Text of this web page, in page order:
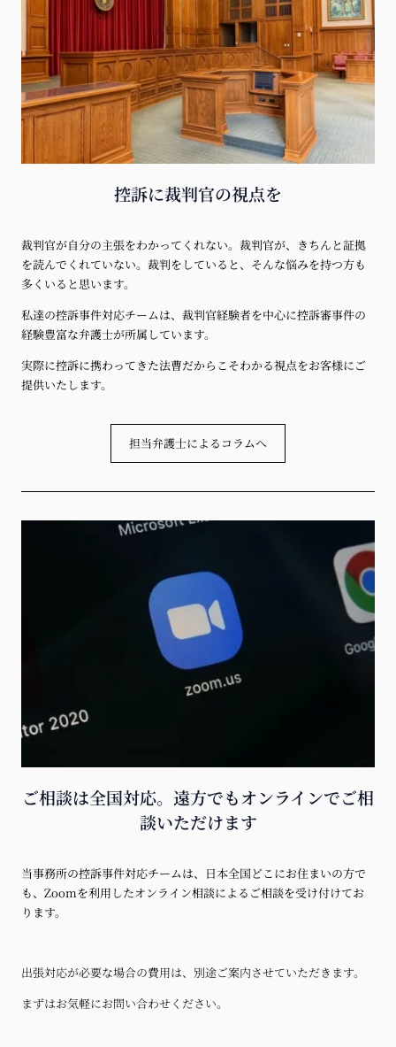
控訴に裁判官の視点を
裁判官が自分の主張をわかってくれない。裁判官が、きちんと証拠
を読んでくれていない。裁判をしていると、そんな悩みを持つ方も
多くいると思います。
私達の控訴事件対応チームは、裁判官経験者を中心に控訴審事件の
経験豊富な弁護士が所属しています。
実際に控訴に携わってきた法曹だからこそわかる視点をお客様にご
提供いたします。
担当弁護士によるコラムへ
ご相談は全国対応。遠方でもオンラインでご相
談いただけます
当事務所の控訴事件対応チームは、日本全国どこにお住まいの方で
も、Zoomを利用したオンライン相談によるご相談を受け付けてお
ります。
出張対応が必要な場合の費用は、別途ご案内させていただきます。
まずはお気軽にお問い合わせください。